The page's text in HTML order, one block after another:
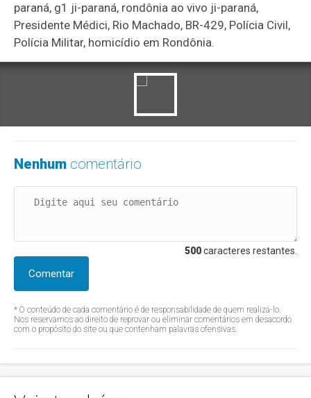
paraná, g1 ji-paraná, rondônia ao vivo ji-paraná,
Presidente Médici, Rio Machado, BR-429, Polícia Civil,
Polícia Militar, homicídio em Rondônia.
Nenhum comentário
500caracteres restantes.
Comentar
* O conteúdo de cada comentário é de responsabilidade de quem realizá-lo.
Nos reservamos ao direito de reprovar ou eliminar comentários em desacordo
com o propósito do site ou que contenham palavras ofensivas.